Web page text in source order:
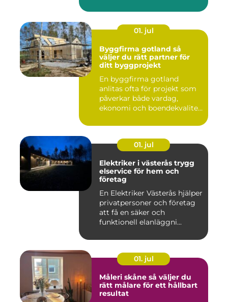
01. jul
Byggfirma gotland så
väljer du rätt partner för
ditt byggprojekt
En byggfirma gotland
anlitas ofta för projekt som
påverkar både vardag,
ekonomi och boendekvalitet
01. jul
Elektriker i västerås trygg
elservice för hem och
företag
En Elektriker Västerås hjälper
privatpersoner och företag
att få en säker och
funktionell elanläggni...
01. jul
Måleri skåne så väljer du
rätt målare för ett hållbart
resultat